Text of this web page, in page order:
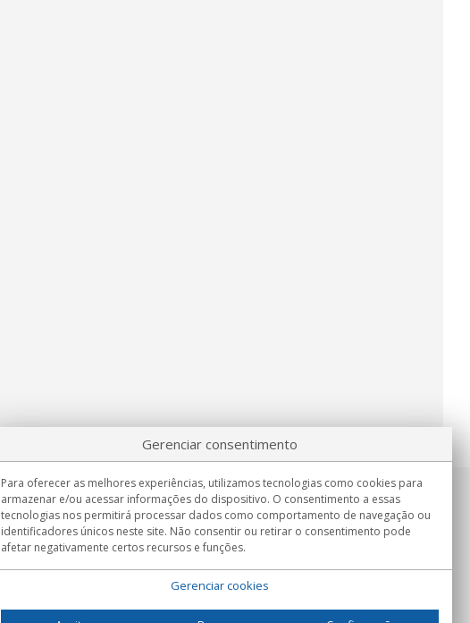
Informação
Seg.-Sex. 9:00h - 15:00h.
Entrega em
Gerenciar consentimento
Para oferecer as melhores experiências, utilizamos tecnologias como cookies para
armazenar e/ou acessar informações do dispositivo. O consentimento a essas
tecnologias nos permitirá processar dados como comportamento de navegação ou
identificadores únicos neste site. Não consentir ou retirar o consentimento pode
afetar negativamente certos recursos e funções.
Gerenciar cookies